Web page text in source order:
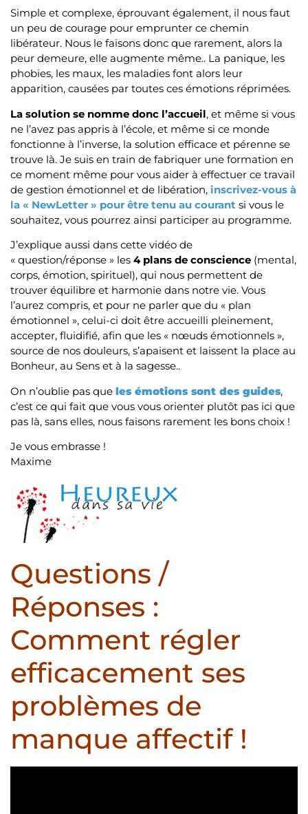
Simple et complexe, éprouvant également, il nous faut
un peu de courage pour emprunter ce chemin
libérateur. Nous le faisons donc que rarement, alors la
peur demeure, elle augmente même.. La panique, les
phobies, les maux, les maladies font alors leur
apparition, causées par toutes ces émotions réprimées.
La solution se nomme donc l’accueil, et même si vous
ne l’avez pas appris à l’école, et même si ce monde
fonctionne à l’inverse, la solution efficace et pérenne se
trouve là. Je suis en train de fabriquer une formation en
ce moment même pour vous aider à effectuer ce travail
de gestion émotionnel et de libération, inscrivez-vous à
la « NewLetter » pour être tenu au courant si vous le
souhaitez, vous pourrez ainsi participer au programme.
J’explique aussi dans cette vidéo de
« question/réponse » les 4 plans de conscience (mental,
corps, émotion, spirituel), qui nous permettent de
trouver équilibre et harmonie dans notre vie. Vous
l’aurez compris, et pour ne parler que du « plan
émotionnel », celui-ci doit être accueilli pleinement,
accepter, fluidifié, afin que les « nœuds émotionnels »,
source de nos douleurs, s’apaisent et laissent la place au
Bonheur, au Sens et à la sagesse..
On n’oublie pas que les émotions sont des guides,
c’est ce qui fait que vous vous orienter plutôt pas ici que
pas là, sans elles, nous faisons rarement les bons choix !
Je vous embrasse !
Maxime
Questions /
Réponses :
Comment régler
efficacement ses
problèmes de
manque affectif !